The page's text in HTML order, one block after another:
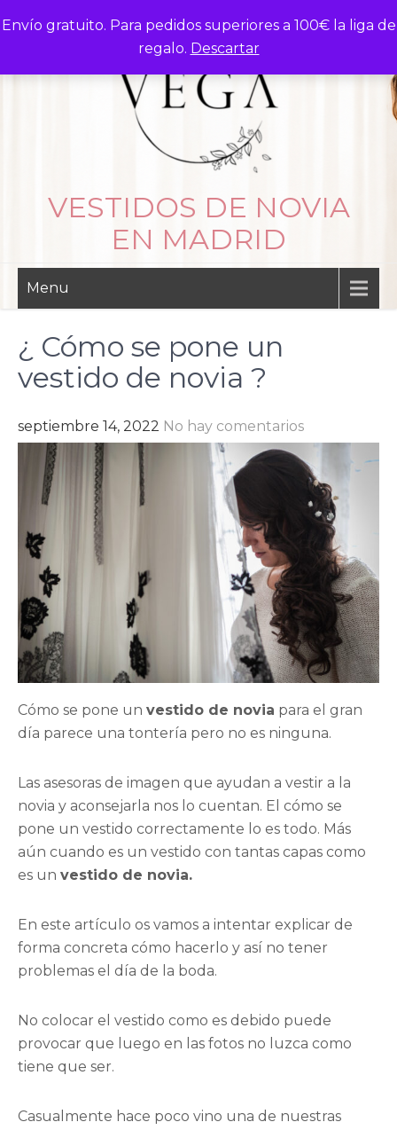
Envío gratuito. Para pedidos superiores a 100€ la liga de
regalo. Descartar
to
VESTIDOS DE NOVIA
EN MADRID
Menu
¿ Cómo se pone un
vestido de novia ?
septiembre 14, 2022 No hay comentarios
Cómo se pone un vestido de novia para el gran
día parece una tontería pero no es ninguna.
Las asesoras de imagen que ayudan a vestir a la
novia y aconsejarla nos lo cuentan. El cómo se
pone un vestido correctamente lo es todo. Más
aún cuando es un vestido con tantas capas como
es un vestido de novia.
En este artículo os vamos a intentar explicar de
forma concreta cómo hacerlo y así no tener
problemas el día de la boda.
No colocar el vestido como es debido puede
provocar que luego en las fotos no luzca como
tiene que ser.
Casualmente hace poco vino una de nuestras